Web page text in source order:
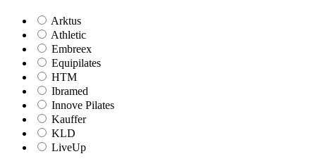
Arktus
Athletic
Embreex
Equipilates
HTM
Ibramed
Innove Pilates
Kauffer
KLD
LiveUp